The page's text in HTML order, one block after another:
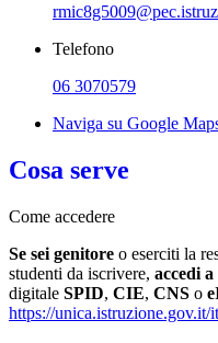
Telefono
06 3070579
Naviga su Google
Cosa serve
Come accedere
Se sei genitore o eserciti la
studenti da iscrivere, accedi
digitale SPID, CIE, CNS o
https://unica.istruzione.gov.it/